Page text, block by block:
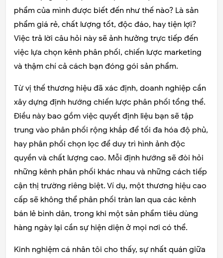
phẩm của mình được biết đến như thế nào? Là sản
phẩm giá rẻ, chất lượng tốt, độc đáo, hay tiện lợi?
Việc trả lời câu hỏi này sẽ ảnh hưởng trực tiếp đến
việc lựa chọn kênh phân phối, chiến lược marketing
và thậm chí cả cách bạn đóng gói sản phẩm.
Từ vị thế thương hiệu đã xác định, doanh nghiệp cần
xây dựng định hướng chiến lược phân phối tổng thể.
Điều này bao gồm việc quyết định liệu bạn sẽ tập
trung vào phân phối rộng khắp để tối đa hóa độ phủ,
hay phân phối chọn lọc để duy trì hình ảnh độc
quyền và chất lượng cao. Mỗi định hướng sẽ đòi hỏi
những kênh phân phối khác nhau và những cách tiếp
cận thị trường riêng biệt. Ví dụ, một thương hiệu cao
cấp sẽ không thể phân phối tràn lan qua các kênh
bán lẻ bình dân, trong khi một sản phẩm tiêu dùng
hàng ngày lại cần sự hiện diện ở mọi nơi có thể.
Kinh nghiệm cá nhân tôi cho thấy, sự nhất quán giữa